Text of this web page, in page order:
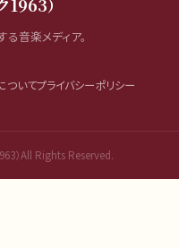
）
音楽メディア。
ついてプライバシーポリシー
）All Rights Reserved.